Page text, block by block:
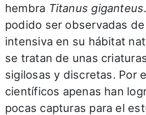
hembra Titanus giganteus
podido ser observadas
intensiva en su hábitat
se tratan de unas
sigilosas y discretas. Por
científicos apenas han
pocas capturas para el